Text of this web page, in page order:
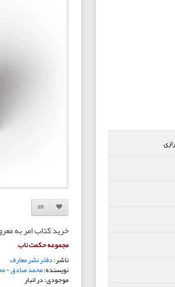
افزودن به لیست دلخواه
مقایسه این محصول
خرید کتاب امر به
مجموعه حکمت ناب
ناشر:دفتر نشر معارف
نویسنده:محمد صادق-
موجودی: در انبار